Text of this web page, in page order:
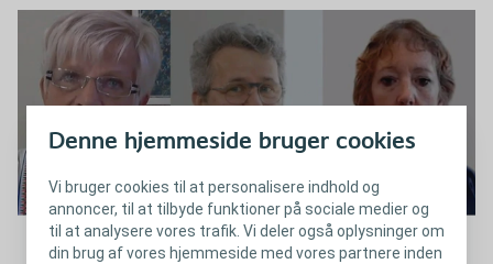
Denne hjemmeside bruger cookies
Vi bruger cookies til at personalisere indhold og
annoncer, til at tilbyde funktioner på sociale medier og
til at analysere vores trafik. Vi deler også oplysninger om
din brug af vores hjemmeside med vores partnere inden